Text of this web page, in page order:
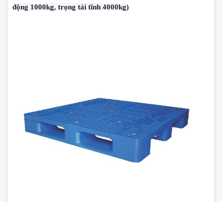
động 1000kg, trọng tải tĩnh 4000kg)